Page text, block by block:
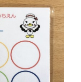
ダルをプレゼン